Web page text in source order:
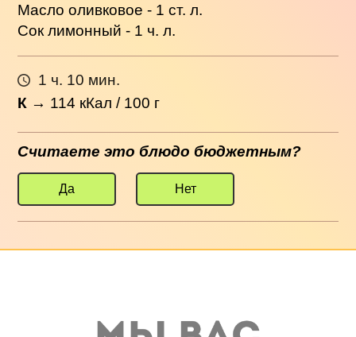
Масло оливковое - 1 ст. л.
Сок лимонный - 1 ч. л.
1 ч. 10 мин.
К → 114 кКал / 100 г
Считаете это блюдо бюджетным?
Да Нет